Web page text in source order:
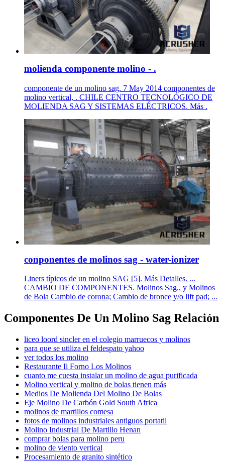
molienda componente molino - .
componente de un molino sag. 7 May 2014 componentes de
molino vertical, . CHILE CENTRO TECNOLÓGICO DE
MOLIENDA SAG Y SISTEMAS ELÉCTRICOS. Más .
conponentes de molinos sag - water-ionizer
Liners típicos de un molino SAG [5]. Más Detalles. ...
CAMBIO DE COMPONENTES. Molinos Sag., y Molinos
de Bola Cambio de corona; Cambio de bronce y/o lift pad; ...
Componentes De Un Molino Sag Relación
liceo loord sincler en el colegio marruecos y molinos
para que se utiliza el feldespato yahoo
ver todos los molino
Restaurante Il Forno Los Molinos
cuanto me cuesta instalar un molino de agua purificada
Molino vertical y molino de bolas tienen más
Medios De Molienda Del Molino De Bolas
Eje Molino De Carbón Gold South Africa
molinos de martillos comesa
fotos de molinos industriales antiguos portatil
Molino Industrial De Martillo Henan
comprar bolas para molino peru
molino de viento vertical
Procesamiento de granito sintético